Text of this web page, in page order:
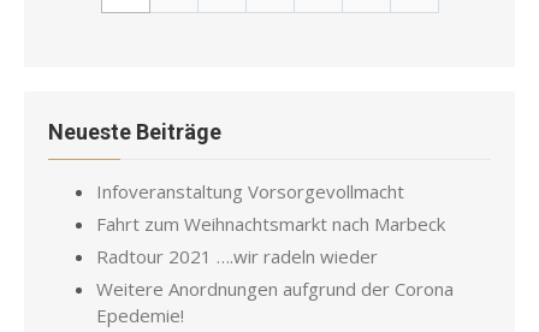
Neueste Beiträge
Infoveranstaltung Vorsorgevollmacht
Fahrt zum Weihnachtsmarkt nach Marbeck
Radtour 2021 ….wir radeln wieder
Weitere Anordnungen aufgrund der Corona
Epedemie!